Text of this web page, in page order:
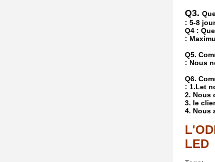
Q3.
: 5-8
Q4 :
:
Q5.
: Nous
Q6.
: 1.Let
2. Nous
3. le
4. Nous
LED